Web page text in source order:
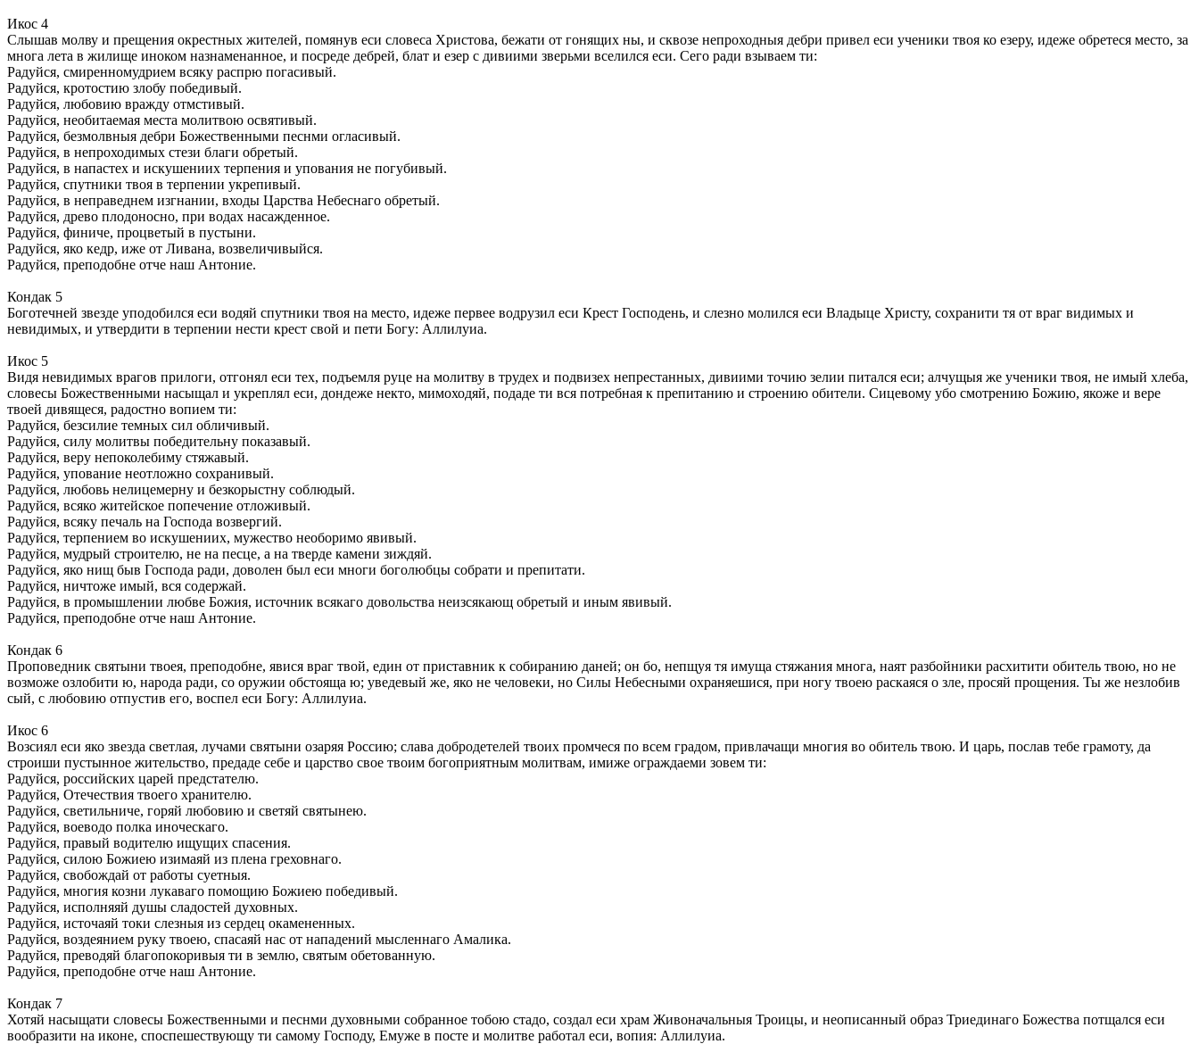
Икос 4
Слышав молву и прещения окрестных жителей, помянув еси словеса Христова, бежати от гонящих ны, и сквозе непроходныя дебри привел еси ученики твоя ко езеру, идеже обретеся место, за
многа лета в жилище иноком назнаменанное, и посреде дебрей, блат и езер с дивиими зверьми вселился еси. Сего ради взываем ти:
Радуйся, смиренномудрием всяку распрю погасивый.
Радуйся, кротостию злобу победивый.
Радуйся, любовию вражду отмстивый.
Радуйся, необитаемая места молитвою освятивый.
Радуйся, безмолвныя дебри Божественными песнми огласивый.
Радуйся, в непроходимых стези благи обретый.
Радуйся, в напастех и искушениих терпения и упования не погубивый.
Радуйся, спутники твоя в терпении укрепивый.
Радуйся, в неправеднем изгнании, входы Царства Небеснаго обретый.
Радуйся, древо плодоносно, при водах насажденное.
Радуйся, финиче, процветый в пустыни.
Радуйся, яко кедр, иже от Ливана, возвеличивыйся.
Радуйся, преподобне отче наш Антоние.
Кондак 5
Боготечней звезде уподобился еси водяй спутники твоя на место, идеже первее водрузил еси Крест Господень, и слезно молился еси Владыце Христу, сохранити тя от враг видимых и
невидимых, и утвердити в терпении нести крест свой и пети Богу: Аллилуиа.
Икос 5
Видя невидимых врагов прилоги, отгонял еси тех, подъемля руце на молитву в трудех и подвизех непрестанных, дивиими точию зелии питался еси; алчущыя же ученики твоя, не имый хлеба,
словесы Божественными насыщал и укреплял еси, дондеже некто, мимоходяй, подаде ти вся потребная к препитанию и строению обители. Сицевому убо смотрению Божию, якоже и вере
твоей дивящеся, радостно вопием ти:
Радуйся, безсилие темных сил обличивый.
Радуйся, силу молитвы победительну показавый.
Радуйся, веру непоколебиму стяжавый.
Радуйся, упование неотложно сохранивый.
Радуйся, любовь нелицемерну и безкорыстну соблюдый.
Радуйся, всяко житейское попечение отложивый.
Радуйся, всяку печаль на Господа возвергий.
Радуйся, терпением во искушениих, мужество необоримо явивый.
Радуйся, мудрый строителю, не на песце, а на тверде камени зиждяй.
Радуйся, яко нищ быв Господа ради, доволен был еси многи боголюбцы собрати и препитати.
Радуйся, ничтоже имый, вся содержай.
Радуйся, в промышлении любве Божия, источник всякаго довольства неизсякающ обретый и иным явивый.
Радуйся, преподобне отче наш Антоние.
Кондак 6
Проповедник святыни твоея, преподобне, явися враг твой, един от приставник к собиранию даней; он бо, непщуя тя имуща стяжания многа, наят разбойники расхитити обитель твою, но не
возможе озлобити ю, народа ради, со оружии обстояща ю; уведевый же, яко не человеки, но Силы Небесными охраняешися, при ногу твоею раскаяся о зле, просяй прощения. Ты же незлобив
сый, с любовию отпустив его, воспел еси Богу: Аллилуиа.
Икос 6
Возсиял еси яко звезда светлая, лучами святыни озаряя Россию; слава добродетелей твоих промчеся по всем градом, привлачащи многия во обитель твою. И царь, послав тебе грамоту, да
строиши пустынное жительство, предаде себе и царство свое твоим богоприятным молитвам, имиже ограждаеми зовем ти:
Радуйся, российских царей предстателю.
Радуйся, Отечествия твоего хранителю.
Радуйся, светильниче, горяй любовию и светяй святынею.
Радуйся, воеводо полка иноческаго.
Радуйся, правый водителю ищущих спасения.
Радуйся, силою Божиею изимаяй из плена греховнаго.
Радуйся, свобождай от работы суетныя.
Радуйся, многия козни лукаваго помощию Божиею победивый.
Радуйся, исполняяй душы сладостей духовных.
Радуйся, источаяй токи слезныя из сердец окамененных.
Радуйся, воздеянием руку твоею, спасаяй нас от нападений мысленнаго Амалика.
Радуйся, преводяй благопокоривыя ти в землю, святым обетованную.
Радуйся, преподобне отче наш Антоние.
Кондак 7
Хотяй насыщати словесы Божественными и песнми духовными собранное тобою стадо, создал еси храм Живоначальныя Троицы, и неописанный образ Триединаго Божества потщался еси
вообразити на иконе, споспешествующу ти самому Господу, Емуже в посте и молитве работал еси, вопия: Аллилуиа.